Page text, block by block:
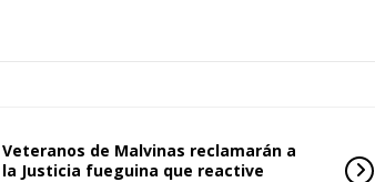
Veteranos de Malvinas reclamarán a
la Justicia fueguina que reactive